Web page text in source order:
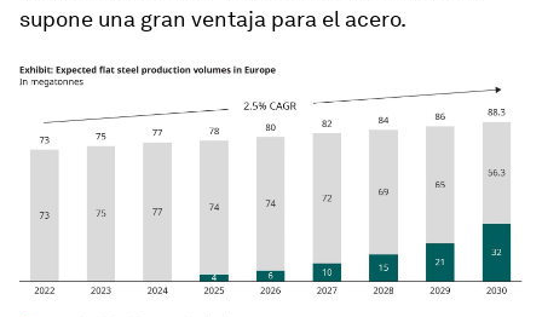
supone una gran ventaja para el acero.